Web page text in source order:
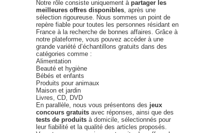
Notre rôle consiste uniquement à partager les
meilleures offres disponibles, après une
sélection rigoureuse. Nous sommes un point de
repère fiable pour toutes les personnes résidant en
France à la recherche de bonnes affaires. Grâce à
notre plateforme, vous pouvez accéder à une
grande variété d’échantillons gratuits dans des
catégories comme :
Alimentation
Beauté et hygiène
Bébés et enfants
Produits pour animaux
Maison et jardin
Livres, CD, DVD
En parallèle, nous vous présentons des jeux
concours gratuits avec réponses, ainsi que des
tests de produits à domicile, sélectionnés pour
leur fiabilité et la qualité des articles proposés.